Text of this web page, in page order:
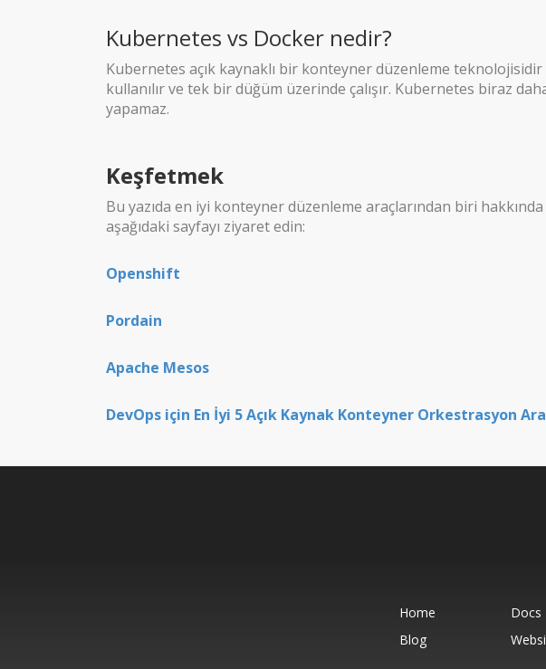
Kubernetes vs Docker nedir?
Kubernetes açık kaynaklı bir konteyner düzenleme
kullanılır ve tek bir düğüm üzerinde çalışır. Kubernetes biraz
yapamaz.
Keşfetmek
Bu yazıda en iyi konteyner düzenleme araçlarından biri
aşağıdaki sayfayı ziyaret edin:
Openshift
Pordain
Apache Mesos
DevOps için En İyi 5 Açık Kaynak Konteyner Orkestrasyon
Home Docs
Blog